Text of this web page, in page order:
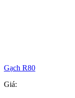
Gạch R80
Giá: